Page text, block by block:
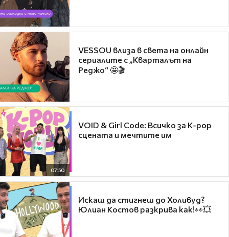
VESSOU влиза в света на онлайн
сериалите с „Кварталът на
Реджо“ 🤩🎬
07:50
VOID & Girl Code: Всичко за K-pop
сцената и мечтите им
Искаш да стигнеш до Холивуд?
Юлиан Костов разкрива как!👀💥